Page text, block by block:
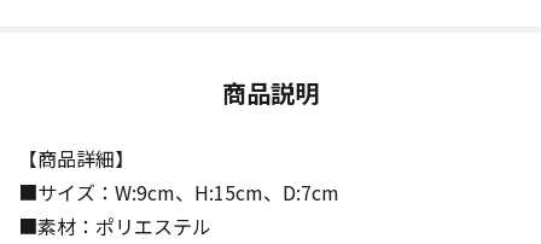
商品説明
【商品詳細】
■サイズ：W:9cm、H:15cm、D:7cm
■素材：ポリエステル